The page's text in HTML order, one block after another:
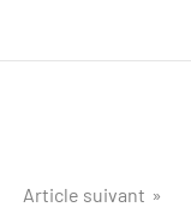
Article suivant